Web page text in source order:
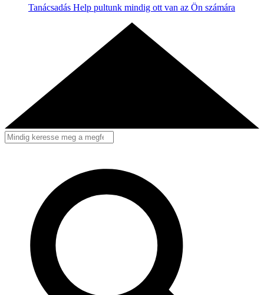
Tanácsadás Help pultunk mindig ott van az Ön számára